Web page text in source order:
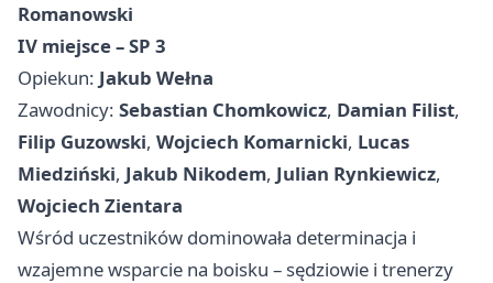
Romanowski
IV miejsce – SP 3
Opiekun: Jakub Wełna
Zawodnicy: Sebastian Chomkowicz, Damian Filist,
Filip Guzowski, Wojciech Komarnicki, Lucas
Miedziński, Jakub Nikodem, Julian Rynkiewicz,
Wojciech Zientara
Wśród uczestników dominowała determinacja i
wzajemne wsparcie na boisku – sędziowie i trenerzy